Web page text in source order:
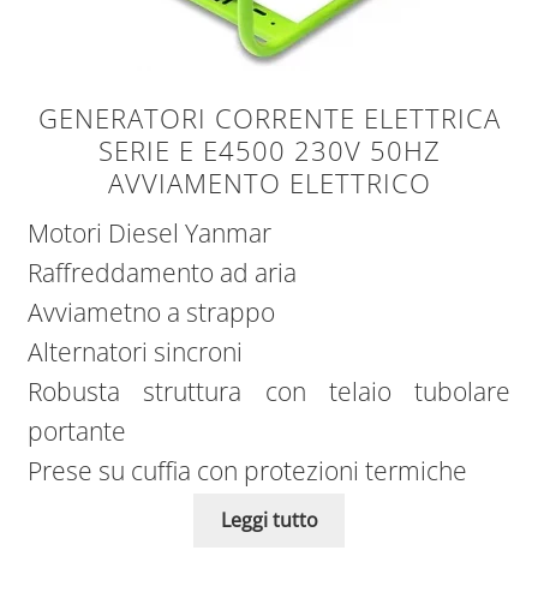
GENERATORI CORRENTE ELETTRICA
SERIE E E4500 230V 50HZ
AVVIAMENTO ELETTRICO
Motori Diesel Yanmar
Raffreddamento ad aria
Avviametno a strappo
Alternatori sincroni
Robusta struttura con telaio tubolare
portante
Prese su cuffia con protezioni termiche
Leggi tutto